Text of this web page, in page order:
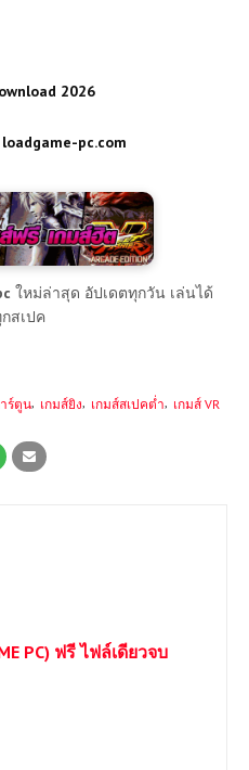
2026
pc.com
ใหม่ล่าสุด อัปเดตทุกวัน เล่นได้
สเปค
ร์ตูน เกมส์ยิง เกมส์สเปคต่ำ เกมส์ VR
PC) ฟรี ไฟล์เดียวจบ